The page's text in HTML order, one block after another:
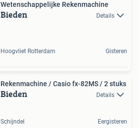
Wetenschappelijke Rekenmachine
Bieden Details
Hoogvliet Rotterdam Gisteren
Rekenmachine / Casio fx-82MS / 2 stuks
Bieden Details
Schijndel Eergisteren